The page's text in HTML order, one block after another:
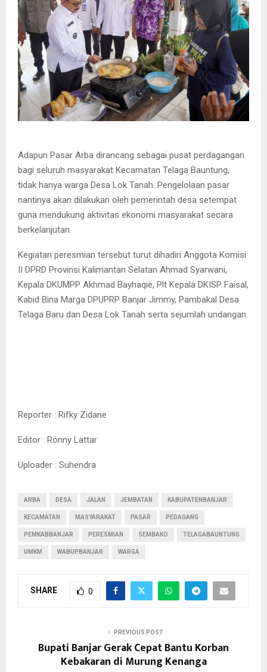
Adapun Pasar Arba dirancang sebagai pusat perdagangan
bagi seluruh masyarakat Kecamatan Telaga Bauntung,
tidak hanya warga Desa Lok Tanah. Pengelolaan pasar
nantinya akan dilakukan oleh pemerintah desa setempat
guna mendukung aktivitas ekonomi masyarakat secara
berkelanjutan.
Kegiatan peresmian tersebut turut dihadiri Anggota Komisi
II DPRD Provinsi Kalimantan Selatan Ahmad Syarwani,
Kepala DKUMPP Akhmad Bayhaqie, Plt Kepala DKISP Faisal,
Kabid Bina Marga DPUPRP Banjar Jimmy, Pambakal Desa
Telaga Baru dan Desa Lok Tanah serta sejumlah undangan.
Reporter : Rifky Zidane
Editor : Ronny Lattar
Uploader : Suhendra
ARBA DESA JALAN JEMBATAN KABUPATENBANJAR
KECAMATAN MASYARAKAT PASAR PEDAGANG
PEMKABBANJAR PERESMIAN SEMBAKO TELAGABAUNTUNG
UMKM WABUPBANJAR WARGA
SHARE 0
PREVIOUS POST
Bupati Banjar Gerak Cepat Bantu Korban
Kebakaran di Murung Kenanga